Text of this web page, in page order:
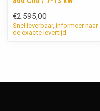
€2.595,00
Snel leverbaar, informeer naar
de exacte levertijd